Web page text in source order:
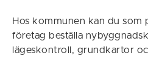
Hos kommunen kan du som
företag beställa
lägeskontroll, grundkartor